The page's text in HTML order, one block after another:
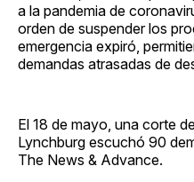
a la pandemia de
orden de suspender los
emergencia expiró,
demandas atrasadas de
El 18 de mayo, una corte
Lynchburg escuchó 90
The News & Advance.